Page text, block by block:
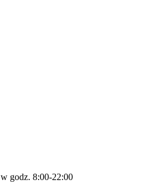
w godz. 8:00-22:00